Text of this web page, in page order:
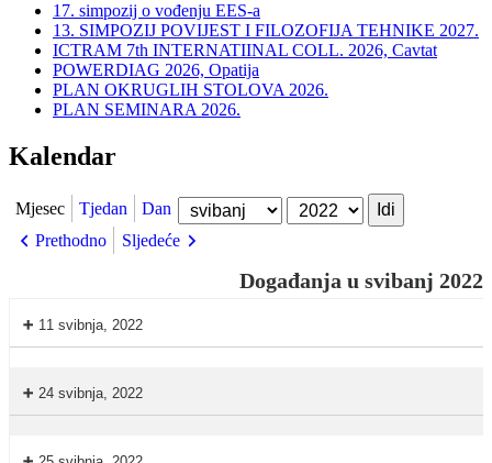
17. simpozij o vođenju EES-a
13. SIMPOZIJ POVIJEST I FILOZOFIJA TEHNIKE 2027.
ICTRAM 7th INTERNATIINAL COLL. 2026, Cavtat
POWERDIAG 2026, Opatija
PLAN OKRUGLIH STOLOVA 2026.
PLAN SEMINARA 2026.
Kalendar
Mjesec Tjedan Dan Mjesec
Godina
Prethodno
Sljedeće
Događanja u svibanj 2022
11 svibnja, 2022
za
uspostavu
24 svibnja, 2022
Tesla